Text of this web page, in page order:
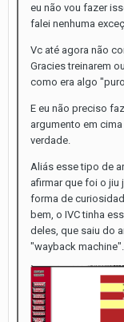
eu não vou fazer
falei nenhuma
Vc até agora não
Gracies treinarem
como era algo
E eu não preciso
argumento em
verdade.
Aliás esse tipo de
afirmar que foi o jiu
forma de
bem, o IVC tinha
deles, que saiu do
"wayback machine".